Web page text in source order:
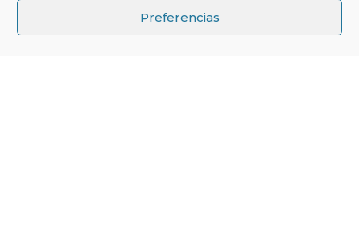
Preferencias